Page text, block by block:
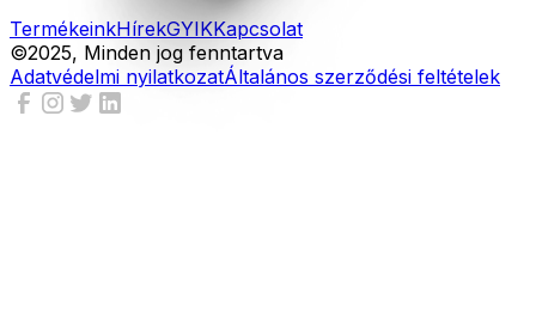
TermékeinkHírekGYIKKapcsolat
©2025, Minden jog fenntartva
Adatvédelmi nyilatkozatÁltalános szerződési feltételek